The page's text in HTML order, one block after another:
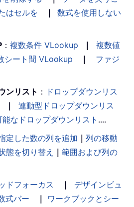
はセルを
｜
数式を使用しない
： 複数条件 VLookup ｜
複数値
シート間 VLookup ｜
ファジ
ンリスト ： ドロップダウンリス
｜
連動型ドロップダウンリス
なドロップダウンリスト ....
定した数の列を追加 ｜ 列の移動
態を切り替え ｜ 範囲および列の
ドフォーカス ｜
デザインビュ
式バー ｜
ワークブックとシー